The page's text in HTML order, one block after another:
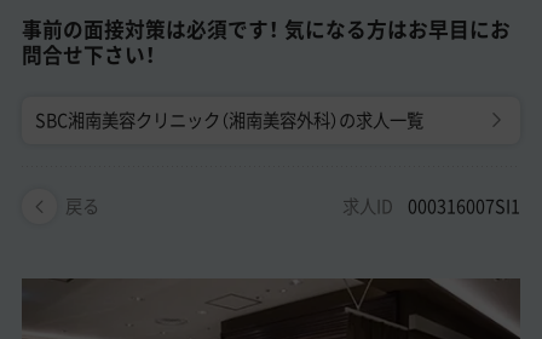
エージェント紹介
常勤求人一覧
非常勤・アルバイト求人一覧
美容外科・美容皮膚科の医師転職体験談
事前の面接対策は必須です！ 気になる方はお早目にお
問合せ下さい！
SBC湘南美容クリニック（湘南美容外科）の求人一覧
戻る 求人ID 000316007SI1